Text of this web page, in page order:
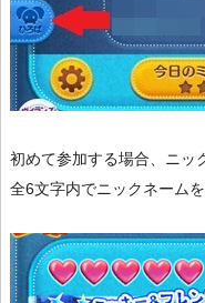
初めて参加する場合、ニッ
全6文字内でニックネーム